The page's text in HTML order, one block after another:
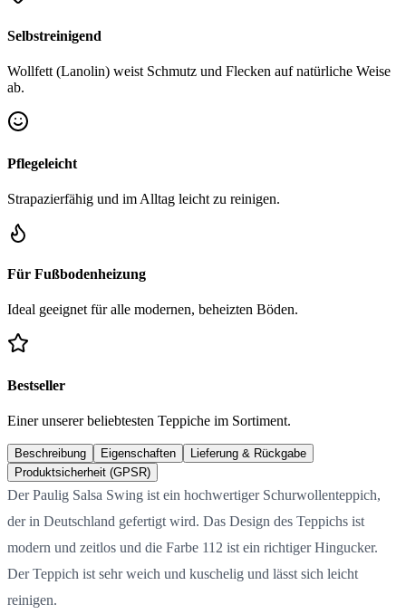
Selbstreinigend
Wollfett (Lanolin) weist Schmutz und Flecken auf natürliche Weise
ab.
Pflegeleicht
Strapazierfähig und im Alltag leicht zu reinigen.
Für Fußbodenheizung
Ideal geeignet für alle modernen, beheizten Böden.
Bestseller
Einer unserer beliebtesten Teppiche im Sortiment.
Beschreibung Eigenschaften
Lieferung & Rückgabe
Produktsicherheit (GPSR)
Der Paulig Salsa Swing ist ein hochwertiger Schurwollenteppich,
der in Deutschland gefertigt wird. Das Design des Teppichs ist
modern und zeitlos und die Farbe 112 ist ein richtiger Hingucker.
Der Teppich ist sehr weich und kuschelig und lässt sich leicht
reinigen.